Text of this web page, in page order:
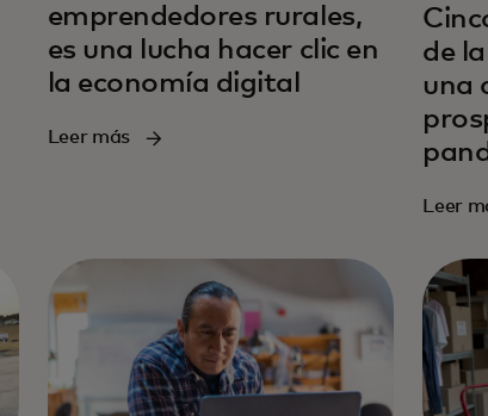
emprendedores rurales,
es una lucha hacer clic en
la economía digital
Leer más
de
una
Leer